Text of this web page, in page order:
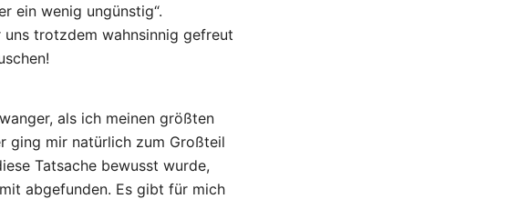
ein wenig ungünstig“.
trotzdem wahnsinnig gefreut
als ich meinen größten
ging mir natürlich zum Großteil
Tatsache bewusst wurde,
abgefunden. Es gibt für mich